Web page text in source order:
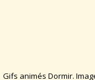
Gifs animés Dormir.